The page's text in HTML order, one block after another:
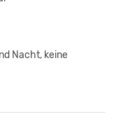
Nacht, keine